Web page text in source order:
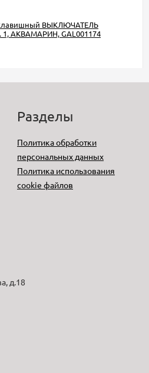
клавишный ВЫКЛЮЧАТЕЛЬ
АКВАМАРИН, GAL001174
Разделы
Политика обработки
персональных данных
Политика использования
cookie файлов
д.18